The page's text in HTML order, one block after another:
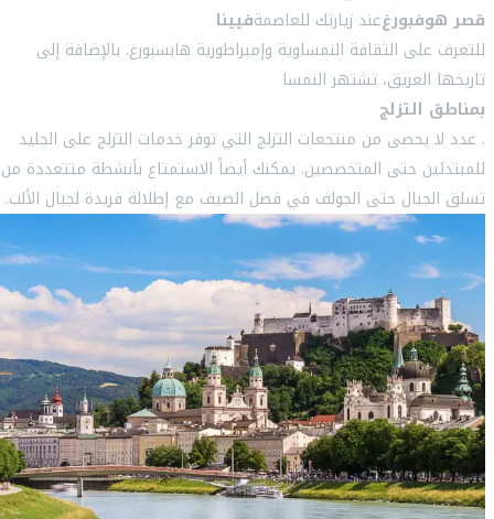
قصر هوفبورغعند زيارتك للعاصمةفيينا
للتعرف على الثقافة النمساوية وإمبراطورية هابسبورغ. بالإضافة إلى
تاريخها العريق، تشتهر النمسا
بمناطق التزلج
. عدد لا يحصى من منتجعات التزلج التي توفر خدمات التزلج على الجليد
للمبتدئين حتى المتخصصين. يمكنك أيضاً الاستمتاع بأنشطة متتعددة من
تسلق الجبال حتى الجولف في فصل الصيف مع إطلالة فريدة لجبال الألب.